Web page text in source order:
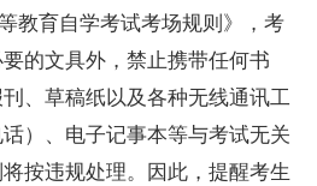
教育自学考试考场规则》，考
的文具外，禁止携带任何书
、草稿纸以及各种无线通讯工
）、电子记事本等与考试无关
按违规处理。因此，提醒考生